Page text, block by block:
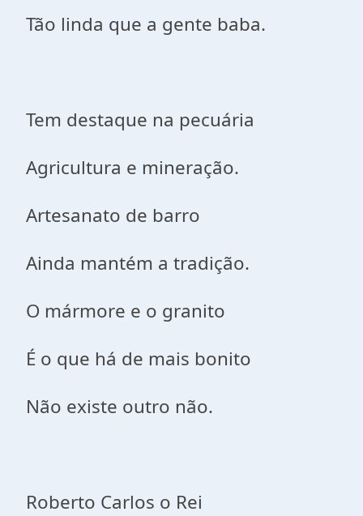
Tão linda que a gente baba.
Tem destaque na pecuária
Agricultura e mineração.
Artesanato de barro
Ainda mantém a tradição.
O mármore e o granito
É o que há de mais bonito
Não existe outro não.
Roberto Carlos o Rei